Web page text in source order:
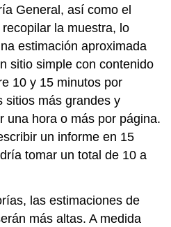
General, así como el
la muestra, lo
estimación aproximada
sitio simple con contenido
10 y 15 minutos por
sitios más grandes y
una hora o más por página.
un informe en 15
tomar un total de 10 a
las estimaciones de
más altas. A medida